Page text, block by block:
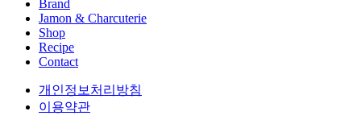
Brand
Jamon & Charcuterie
Shop
Recipe
Contact
개인정보처리방침
이용약관